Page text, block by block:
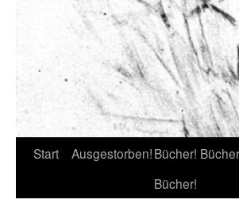
Start Ausgestorben!Bücher!
Bücher!